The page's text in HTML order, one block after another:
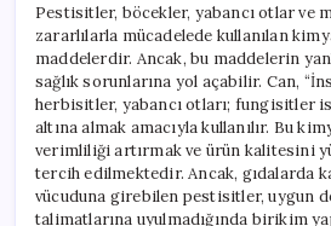
Pestisitler, böcekler, yabancı otlar ve
zararlılarla mücadelede kullanılan
maddelerdir. Ancak, bu maddelerin
sağlık sorunlarına yol açabilir. Can,
herbisitler, yabancı otları; fungisitler
altına almak amacıyla kullanılır. Bu
verimliliği artırmak ve ürün kalitesini
tercih edilmektedir. Ancak, gıdalarda
vücuduna girebilen pestisitler, uygun
talimatlarına uyulmadığında birikim